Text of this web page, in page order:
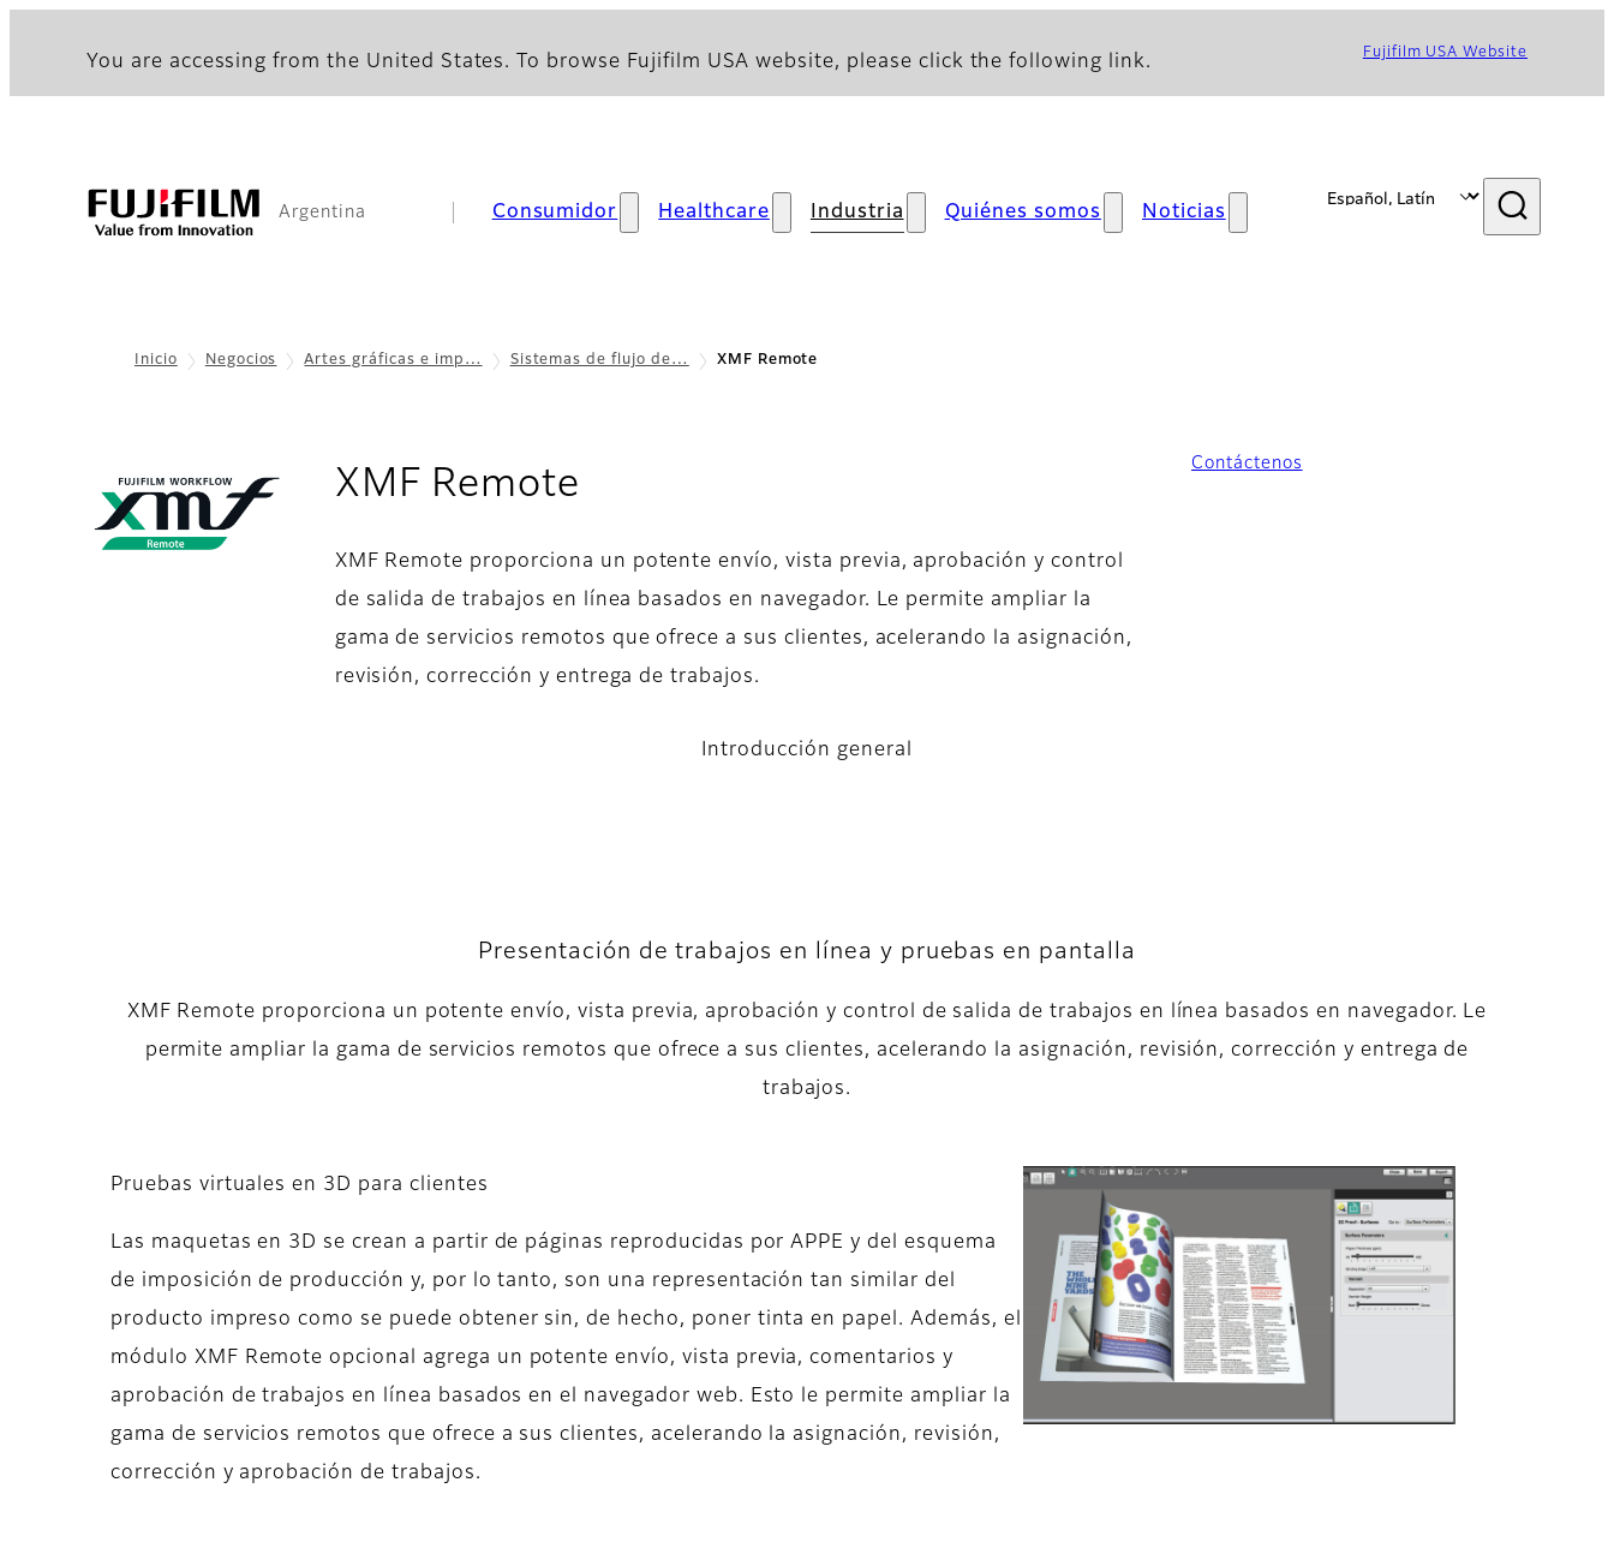
You are accessing from the United States. To browse Fujifilm USA website, please click the following link. Fujifilm USA Website
Argentina Consumidor Healthcare Industria Quiénes somos Noticias
Inicio Negocios Artes gráficas e imp… Sistemas de flujo de… XMF Remote
XMF Remote
XMF Remote proporciona un potente envío, vista previa, aprobación y control
de salida de trabajos en línea basados en navegador. Le permite ampliar la
gama de servicios remotos que ofrece a sus clientes, acelerando la asignación,
revisión, corrección y entrega de trabajos.
Contáctenos
Introducción general
Presentación de trabajos en línea y pruebas en pantalla
XMF Remote proporciona un potente envío, vista previa, aprobación y control de salida de trabajos en línea basados en navegador. Le
permite ampliar la gama de servicios remotos que ofrece a sus clientes, acelerando la asignación, revisión, corrección y entrega de
trabajos.
Pruebas virtuales en 3D para clientes
Las maquetas en 3D se crean a partir de páginas reproducidas por APPE y del esquema
de imposición de producción y, por lo tanto, son una representación tan similar del
producto impreso como se puede obtener sin, de hecho, poner tinta en papel. Además, el
módulo XMF Remote opcional agrega un potente envío, vista previa, comentarios y
aprobación de trabajos en línea basados en el navegador web. Esto le permite ampliar la
gama de servicios remotos que ofrece a sus clientes, acelerando la asignación, revisión,
corrección y aprobación de trabajos.